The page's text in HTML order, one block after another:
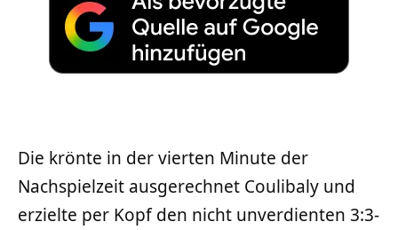
Die krönte in der vierten Minute der
Nachspielzeit ausgerechnet Coulibaly und
erzielte per Kopf den nicht unverdienten 3:3-